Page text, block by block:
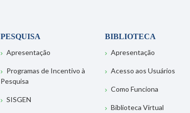
PESQUISA
Apresentação
Programas de Incentivo à
Pesquisa
SISGEN
BIBLIOTECA
Apresentação
Acesso aos Usuários
Como Funciona
Biblioteca Virtual